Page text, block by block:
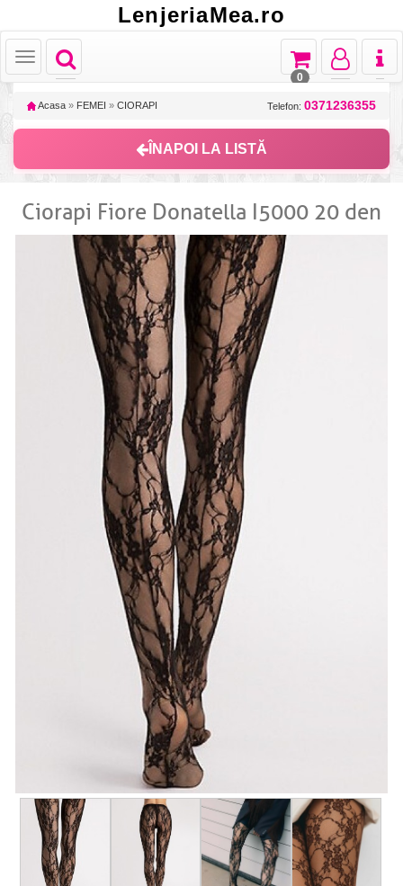
LenjeriaMea.ro
Toggle
navigation
Toggle
Toggle
navigation
Toggle
navigation
Toggle
navigation
0
Acasa » FEMEI » CIORAPI Telefon: 0371236355
ÎNAPOI LA LISTĂ
Ciorapi Fiore Donatella I5000 20 den